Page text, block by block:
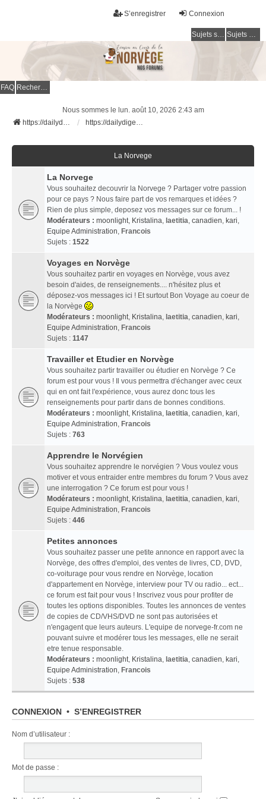
Connexion
S’enregistrer
Sujets sans réponse Sujets actifs
FAQ Rechercher
Nous sommes le lun. août 10, 2026 2:43 am
https://dailydigesthub.com
https://dailydigesthub.com
La Norvege
La Norvege
Vous souhaitez decouvrir la Norvege ? Partager votre passion
pour ce pays ? Nous faire part de vos remarques et idées ?
Rien de plus simple, deposez vos messages sur ce forum... !
Modérateurs : moonlight, Kristalina, laetitia, canadien, kari,
Equipe Administration, Francois
Sujets : 1522
Voyages en Norvège
Vous souhaitez partir en voyages en Norvège, vous avez
besoin d'aides, de renseignements.... n'hésitez plus et
déposez-vos messages ici ! Et surtout Bon Voyage au coeur de
la Norvège
Modérateurs : moonlight, Kristalina, laetitia, canadien, kari,
Equipe Administration, Francois
Sujets : 1147
Travailler et Etudier en Norvège
Vous souhaitez partir travailler ou étudier en Norvège ? Ce
forum est pour vous ! Il vous permettra d'échanger avec ceux
qui en ont fait l'expérience, vous aurez donc tous les
renseignements pour partir dans de bonnes conditions.
Modérateurs : moonlight, Kristalina, laetitia, canadien, kari,
Equipe Administration, Francois
Sujets : 763
Apprendre le Norvégien
Vous souhaitez apprendre le norvégien ? Vous voulez vous
motiver et vous entraider entre membres du forum ? Vous avez
une interrogation ? Ce forum est pour vous !
Modérateurs : moonlight, Kristalina, laetitia, canadien, kari,
Equipe Administration, Francois
Sujets : 446
Petites annonces
Vous souhaitez passer une petite annonce en rapport avec la
Norvège, des offres d'emploi, des ventes de livres, CD, DVD,
co-voiturage pour vous rendre en Norvège, location
d'appartement en Norvège, interview pour TV ou radio... ect...
ce forum est fait pour vous ! Inscrivez vous pour profiter de
toutes les options disponibles. Toutes les annonces de ventes
de copies de CD/VHS/DVD ne sont pas autorisées et
n'engagent que leurs auteurs. L'equipe de norvege-fr.com ne
pouvant suivre et modérer tous les messages, elle ne serait
etre tenue responsable.
Modérateurs : moonlight, Kristalina, laetitia, canadien, kari,
Equipe Administration, Francois
Sujets : 538
CONNEXION • S’ENREGISTRER
Nom d’utilisateur :
Mot de passe :